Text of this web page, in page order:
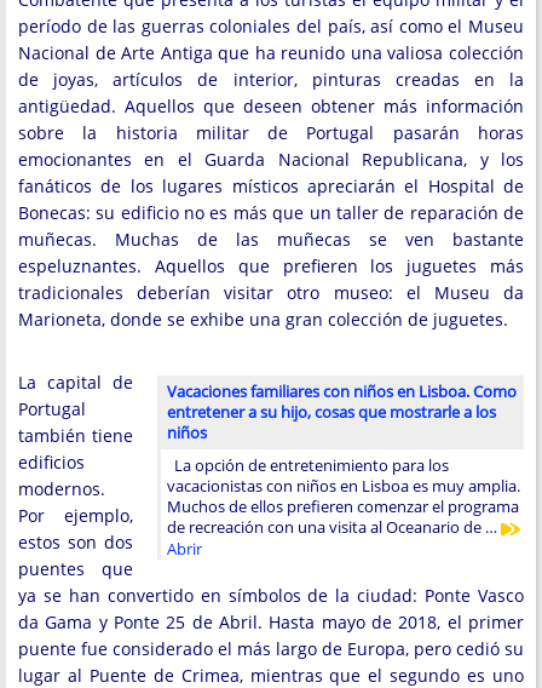
período de las guerras coloniales del país, así como el Museu
Nacional de Arte Antiga que ha reunido una valiosa colección
de joyas, artículos de interior, pinturas creadas en la
antigüedad. Aquellos que deseen obtener más información
sobre la historia militar de Portugal pasarán horas
emocionantes en el Guarda Nacional Republicana, y los
fanáticos de los lugares místicos apreciarán el Hospital de
Bonecas: su edificio no es más que un taller de reparación de
muñecas. Muchas de las muñecas se ven bastante
espeluznantes. Aquellos que prefieren los juguetes más
tradicionales deberían visitar otro museo: el Museu da
Marioneta, donde se exhibe una gran colección de juguetes.
Vacaciones familiares con niños en Lisboa. Como
entretener a su hijo, cosas que mostrarle a los
niños
La opción de entretenimiento para los
vacacionistas con niños en Lisboa es muy amplia.
Muchos de ellos prefieren comenzar el programa
de recreación con una visita al Oceanario de …
Abrir
La capital de
Portugal
también tiene
edificios
modernos.
Por ejemplo,
estos son dos
puentes que
ya se han convertido en símbolos de la ciudad: Ponte Vasco
da Gama y Ponte 25 de Abril. Hasta mayo de 2018, el primer
puente fue considerado el más largo de Europa, pero cedió su
lugar al Puente de Crimea, mientras que el segundo es uno